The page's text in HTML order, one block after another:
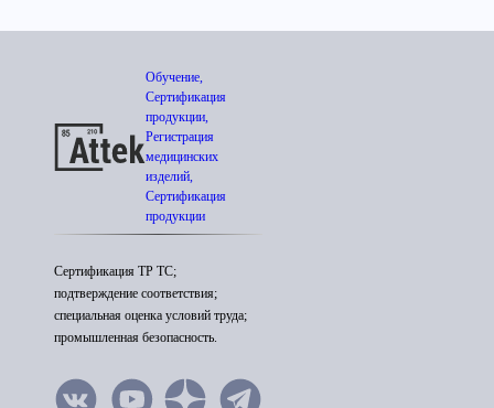
Обучение,
Сертификация
продукции,
Регистрация
медицинских
изделий,
Сертификация
продукции
Сертификация ТР ТС;
подтверждение соответствия;
специальная оценка условий труда;
промышленная безопасность.